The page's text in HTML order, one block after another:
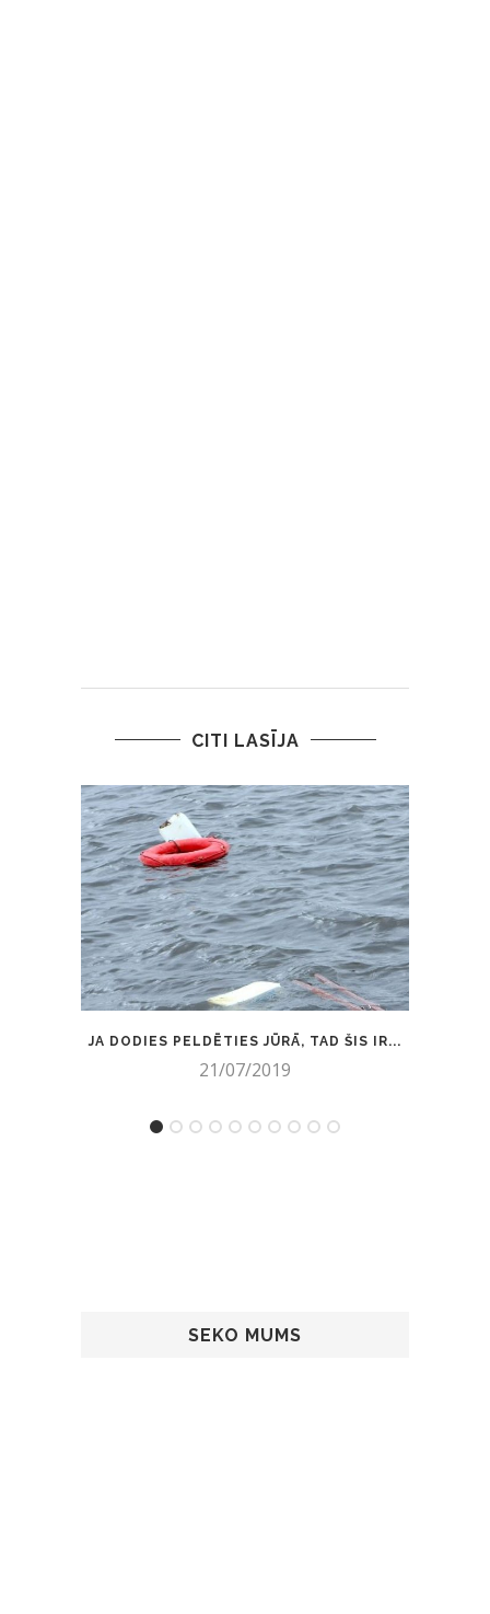
CITI LASĪJA
JA DODIES PELDĒTIES JŪRĀ, TAD ŠIS IR...
21/07/2019
SEKO MUMS